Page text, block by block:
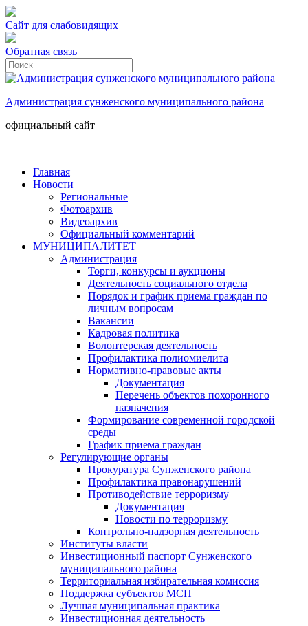
Сайт для слабовидящих
Обратная связь
Администрация сунженского муниципального района
официальный сайт
Главная
Новости
Региональные
Фотоархив
Видеоархив
Официальный комментарий
МУНИЦИПАЛИТЕТ
Администрация
Торги, конкурсы и аукционы
Деятельность социального отдела
Порядок и график приема граждан по
личным вопросам
Вакансии
Кадровая политика
Волонтерская деятельность
Профилактика полиомиелита
Нормативно-правовые акты
Документация
Перечень объектов похоронного
назначения
Формирование современной городской
среды
График приема граждан
Регулирующие органы
Прокуратура Сунженского района
Профилактика правонарушений
Противодействие терроризму
Документация
Новости по терроризму
Контрольно-надзорная деятельность
Институты власти
Инвестиционный паспорт Сунженского
муниципального района
Территориальная избирательная комиссия
Поддержка субъектов МСП
Лучшая муниципальная практика
Инвестиционная деятельность